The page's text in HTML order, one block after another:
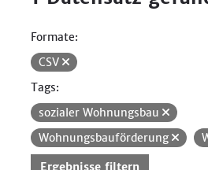
Formate:
CSV
Tags:
sozialer Wohnungsbau
Wohnungsbauförderung
Ergebnisse filtern